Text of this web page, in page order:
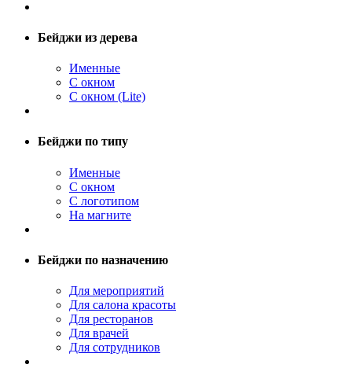
Бейджи из дерева
Именные
С окном
С окном (Lite)
Бейджи по типу
Именные
С окном
С логотипом
На магните
Бейджи по назначению
Для мероприятий
Для салона красоты
Для ресторанов
Для врачей
Для сотрудников